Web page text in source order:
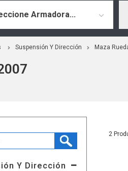
Armadora...
Suspensión Y Dirección Maza
Y Dirección
2